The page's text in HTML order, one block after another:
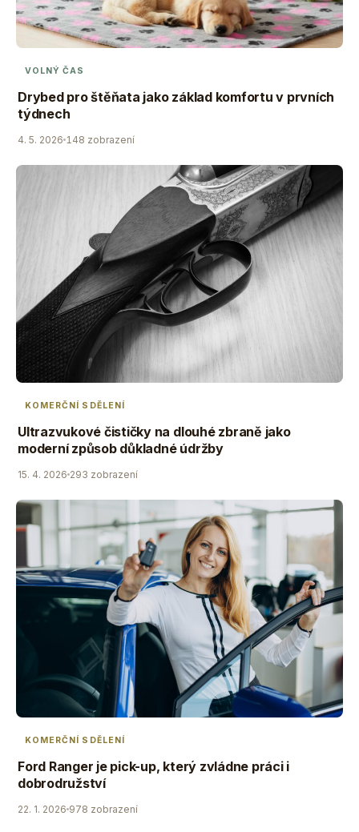
VOLNÝ ČAS
Drybed pro štěňata jako základ komfortu v prvních
týdnech
4. 5. 2026 148 zobrazení
KOMERČNÍ SDĚLENÍ
Ultrazvukové čističky na dlouhé zbraně jako
moderní způsob důkladné údržby
15. 4. 2026 293 zobrazení
KOMERČNÍ SDĚLENÍ
Ford Ranger je pick-up, který zvládne práci i
dobrodružství
22. 1. 2026 978 zobrazení